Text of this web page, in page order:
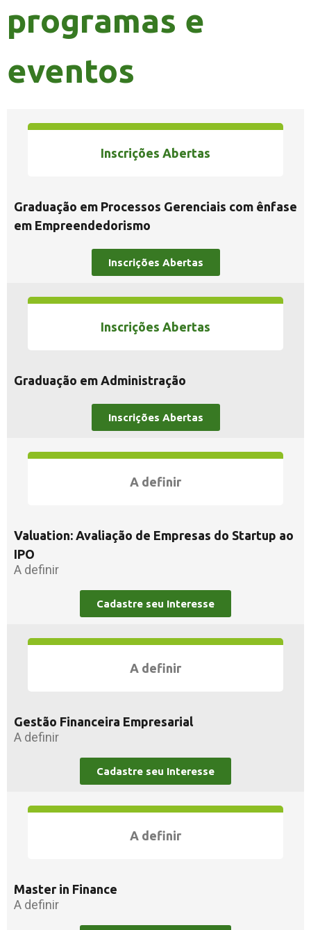
programas e
eventos
Inscrições Abertas
Graduação em Processos Gerenciais com ênfase
em Empreendedorismo
Inscrições Abertas
Inscrições Abertas
Graduação em Administração
Inscrições Abertas
A definir
Valuation: Avaliação de Empresas do Startup ao
IPO
A definir
Cadastre seu Interesse
A definir
Gestão Financeira Empresarial
A definir
Cadastre seu Interesse
A definir
Master in Finance
A definir